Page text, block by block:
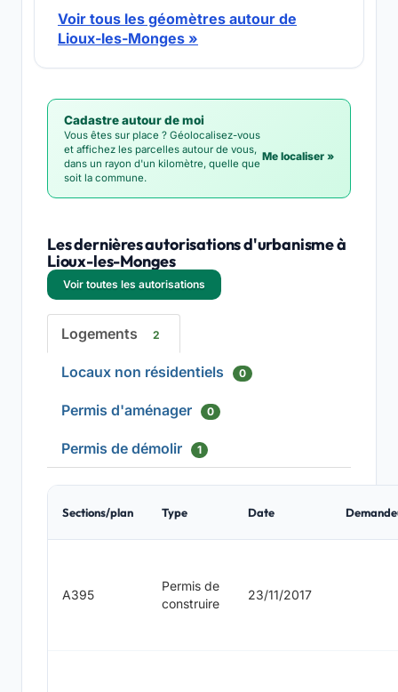
Voir tous les géomètres autour de
Lioux-les-Monges »
Cadastre autour de moi
Vous êtes sur place ? Géolocalisez-vous
et affichez les parcelles autour de vous,
dans un rayon d'un kilomètre, quelle que
soit la commune.
Me localiser »
Les dernières autorisations d'urbanisme à
Lioux-les-Monges
Voir toutes les autorisations
Logements 2
Locaux non résidentiels 0
Permis d'aménager 0
Permis de démolir 1
Sections/plan Type Date
A395
Permis de
construire
23/11/2017